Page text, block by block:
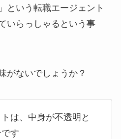
という転職エージェント
いらっしゃるという事
がないでしょうか？
は、中身が不透明と
す